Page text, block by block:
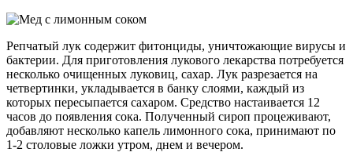
Репчатый лук содержит фитонциды, уничтожающие вирусы и
бактерии. Для приготовления лукового лекарства потребуется
несколько очищенных луковиц, сахар. Лук разрезается на
четвертинки, укладывается в банку слоями, каждый из
которых пересыпается сахаром. Средство настаивается 12
часов до появления сока. Полученный сироп процеживают,
добавляют несколько капель лимонного сока, принимают по
1-2 столовые ложки утром, днем и вечером.